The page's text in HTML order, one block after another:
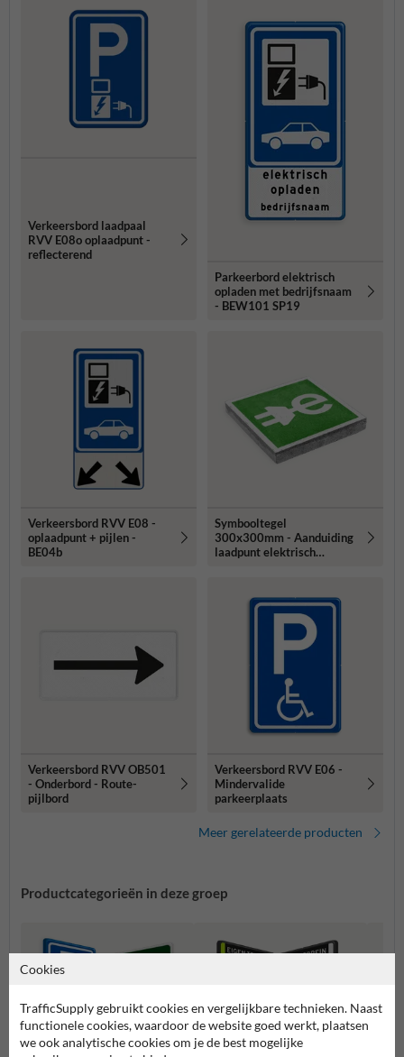
Verkeersbord laadpaal
RVV E08o oplaadpunt -
reflecterend
Parkeerbord elektrisch
opladen met bedrijfsnaam
- BEW101 SP19
Verkeersbord RVV E08 -
oplaadpunt + pijlen -
BE04b
Symbooltegel
300x300mm - Aanduiding
laadpunt elektrisch
Verkeersbord RVV OB501
- Onderbord - Route-
pijlbord
Verkeersbord RVV E06 -
Mindervalide
parkeerplaats
Meer gerelateerde producten
Productcategorieën in deze groep
Cookies
TrafficSupply gebruikt cookies en vergelijkbare technieken. Naast
functionele cookies, waardoor de website goed werkt, plaatsen
we ook analytische cookies om je de best mogelijke